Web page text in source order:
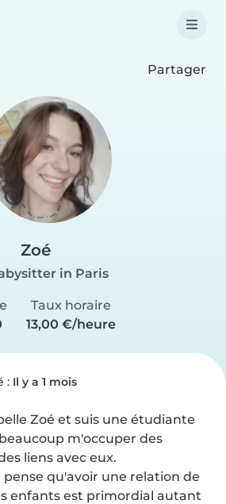
Partager
Zoé
in Paris
Taux horaire
13,00 €/heure
: Il y a 1 mois
Zoé et suis une étudiante
m'occuper des
liens avec eux.
qu'avoir une relation de
enfants est primordial autant